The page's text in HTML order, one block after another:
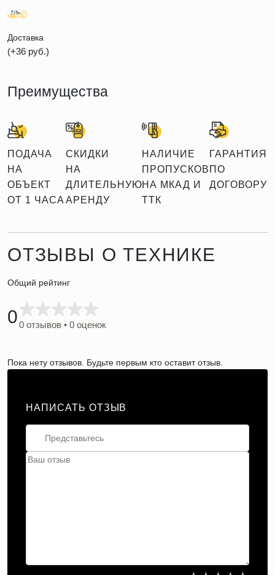
Доставка
(+36 руб.)
Преимущества
ПОДАЧА
НА
ОБЪЕКТ
ОТ 1 ЧАСА
СКИДКИ
НА
ДЛИТЕЛЬНУЮ
АРЕНДУ
НАЛИЧИЕ
ПРОПУСКОВ
НА МКАД И
ТТК
ГАРАНТИЯ
ПО
ДОГОВОРУ
ОТЗЫВЫ О ТЕХНИКЕ
Общий рейтинг
00 отзывов • 0 оценок
Пока нету отзывов. Будьте первым кто оставит отзыв.
НАПИСАТЬ ОТЗЫВ